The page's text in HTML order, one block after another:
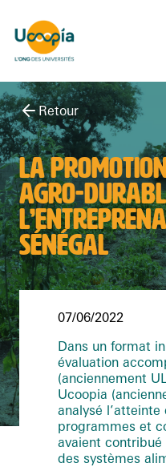
Retour
LA
AGRO-
SÉNÉGAL
07/06/2022
Dans un format
évaluation
(anciennement
Ucoopia
analysé
programmes et
avaient
des systèmes